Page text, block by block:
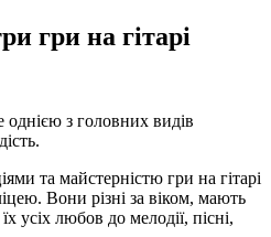
гри на гітарі
однією з головних видів
та майстерністю гри на гітарі
Вони різні за віком, мають
усіх любов до мелодії, пісні,